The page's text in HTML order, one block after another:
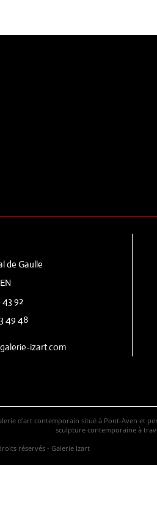
de Gaulle
43 92
49 48
izart.com
d'art contemporain situé à Pont-Aven et
sculpture contemporaine à
réservés - Galerie Izart